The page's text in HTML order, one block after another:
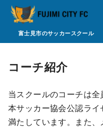
富士見市のサッカースクール
コーチ紹介
当スクールのコーチは
本サッカー協会公認ラ
満たしています。また